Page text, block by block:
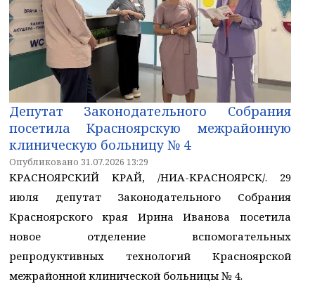
Депутат Законодательного Собрания
посетила Красноярскую межрайонную
клиническую больницу № 4
Опубликовано 31.07.2026 13:29
КРАСНОЯРСКИЙ КРАЙ, /НИА-КРАСНОЯРСК/. 29
июля депутат Законодательного Собрания
Красноярского края Ирина Иванова посетила
новое отделение вспомогательных
репродуктивных технологий Красноярской
межрайонной клинической больницы № 4.